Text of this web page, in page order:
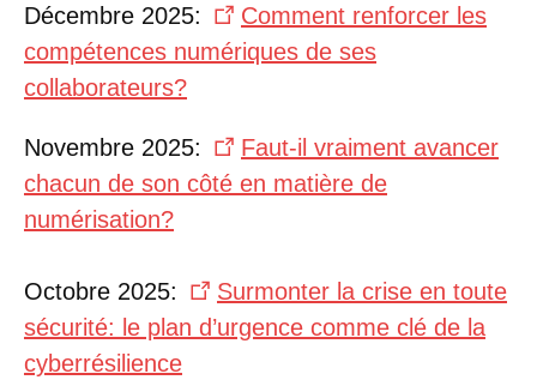
Décembre 2025:
Comment renforcer les
compétences numériques de ses
collaborateurs?
Novembre 2025:
Faut-il vraiment avancer
chacun de son côté en matière de
numérisation?
Octobre 2025:
Surmonter la crise en toute
sécurité: le plan d’urgence comme clé de la
cyberrésilience